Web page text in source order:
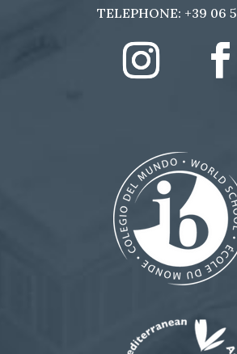
TELEPHONE: +39 06